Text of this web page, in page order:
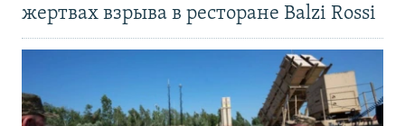
жертвах взрыва в ресторане Balzi Rossi